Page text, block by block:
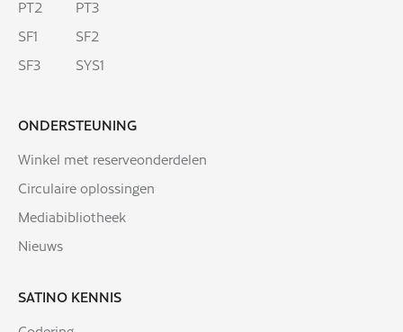
PT2
PT3
SF1
SF2
SF3
SYS1
ONDERSTEUNING
Winkel met reserveonderdelen
Circulaire oplossingen
Mediabibliotheek
Nieuws
SATINO KENNIS